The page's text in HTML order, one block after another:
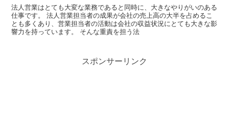
法人営業はとても大変な業務であると同時に、大きなやりがいのある
仕事です。 法人営業担当者の成果が会社の売上高の大半を占めるこ
とも多くあり、営業担当者の活動は会社の収益状況にとても大きな影
響力を持っています。 そんな重責を担う法
スポンサーリンク